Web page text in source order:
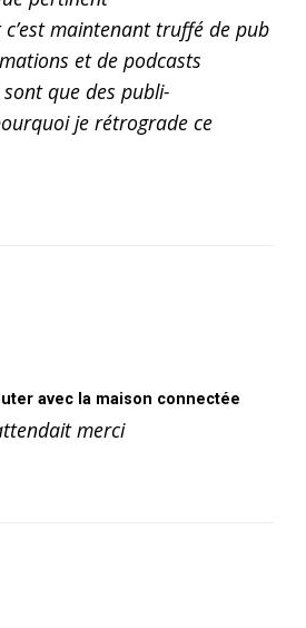
maintenant truffé de pub
et de podcasts
que des publi-
je rétrograde ce
avec la maison connectée
merci